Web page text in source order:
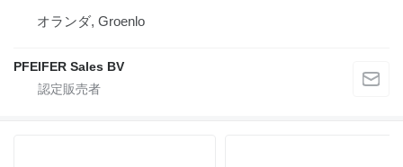
オランダ, Groenlo
PFEIFER Sales BV